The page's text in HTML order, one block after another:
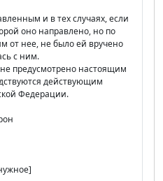
и в тех случаях, если
оно направлено, но по
от нее, не было ей вручено
с ним.
предусмотрено настоящим
действующим
Федерации.